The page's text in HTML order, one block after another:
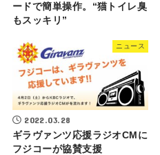
ードで簡単操作。“猫トイレ臭
もスッキリ”
ニュース
2022.03.28
ギラヴァンツ応援ラジオCMに
フジコーが協賛支援